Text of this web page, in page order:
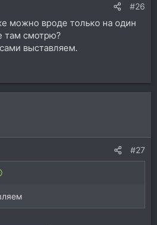
#26
можно вроде только на один
там смотрю?
выставляем.
#27